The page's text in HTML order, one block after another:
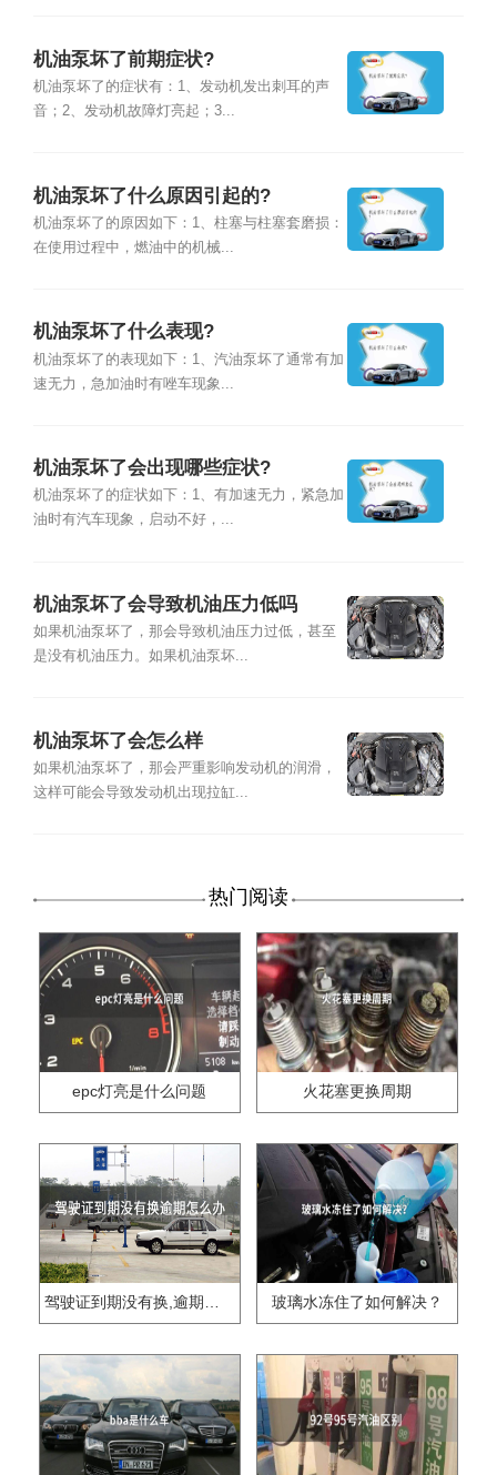
机油泵坏了前期症状?
机油泵坏了的症状有：1、发动机发出刺耳的声
音；2、发动机故障灯亮起；3...
机油泵坏了什么原因引起的?
机油泵坏了的原因如下：1、柱塞与柱塞套磨损：
在使用过程中，燃油中的机械...
机油泵坏了什么表现?
机油泵坏了的表现如下：1、汽油泵坏了通常有加
速无力，急加油时有唑车现象...
机油泵坏了会出现哪些症状?
机油泵坏了的症状如下：1、有加速无力，紧急加
油时有汽车现象，启动不好，...
机油泵坏了会导致机油压力低吗
如果机油泵坏了，那会导致机油压力过低，甚至
是没有机油压力。如果机油泵坏...
机油泵坏了会怎么样
如果机油泵坏了，那会严重影响发动机的润滑，
这样可能会导致发动机出现拉缸...
热门阅读
epc灯亮是什么问题 火花塞更换周期
驾驶证到期没有换,逾期怎么办?? 玻璃水冻住了如何解决？